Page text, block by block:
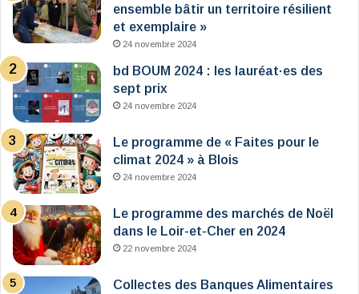
ensemble bâtir un territoire résilient
et exemplaire »
24 novembre 2024
bd BOUM 2024 : les lauréat·es des
sept prix
24 novembre 2024
Le programme de « Faites pour le
climat 2024 » à Blois
24 novembre 2024
Le programme des marchés de Noël
dans le Loir-et-Cher en 2024
22 novembre 2024
Collectes des Banques Alimentaires